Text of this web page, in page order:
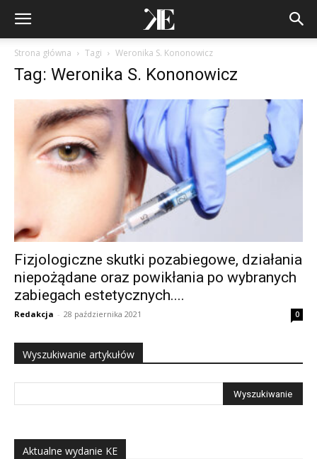
Strona główna Tagi Weronika S. Kononowicz
Tag: Weronika S. Kononowicz
Fizjologiczne skutki pozabiegowe, działania
niepożądane oraz powikłania po wybranych
zabiegach estetycznych....
Redakcja - 28 października 2021 0
Wyszukiwanie artykułów
Aktualne wydanie KE